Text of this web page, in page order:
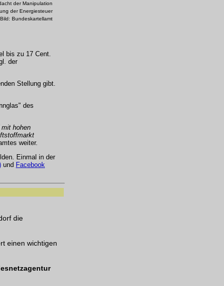
der Manipulation
der Energiesteuer
Bild: Bundeskartellamt
bis zu 17 Cent.
der
Stellung gibt.
des
hohen
weiter.
Einmal in der
und Facebook
die
einen wichtigen